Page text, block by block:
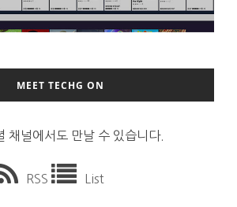
MEET TECHG ON
채널에서도 만날 수 있습니다.
RSS List